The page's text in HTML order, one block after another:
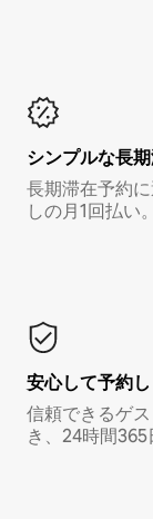
シンプルな長
長期滞在予約
しの月1回払い
安心して予約
信頼できるゲ
き、24時間365